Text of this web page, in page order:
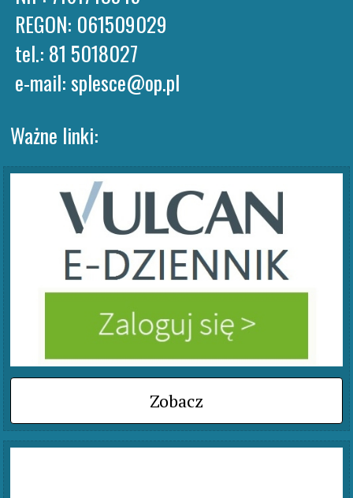
e-mail: splesce@op.pl
Ważne linki:
Zobacz